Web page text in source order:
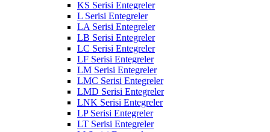
KS Serisi Entegreler
L Serisi Entegreler
LA Serisi Entegreler
LB Serisi Entegreler
LC Serisi Entegreler
LF Serisi Entegreler
LM Serisi Entegreler
LMC Serisi Entegreler
LMD Serisi Entegreler
LNK Serisi Entegreler
LP Serisi Entegreler
LT Serisi Entegreler